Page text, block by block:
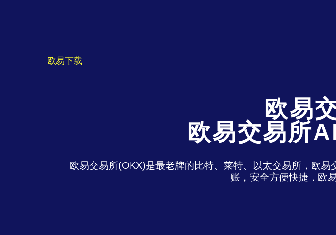
欧易下载
欧易
欧易交易所
欧易交易所(OKX)是最老牌的比特、莱特、以太交易所，欧
账，安全方便快捷，欧